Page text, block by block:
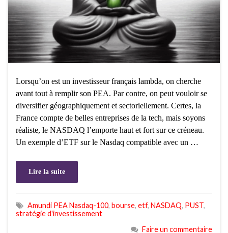
Lorsqu’on est un investisseur français lambda, on cherche
avant tout à remplir son PEA. Par contre, on peut vouloir se
diversifier géographiquement et sectoriellement. Certes, la
France compte de belles entreprises de la tech, mais soyons
réaliste, le NASDAQ l’emporte haut et fort sur ce créneau.
Un exemple d’ETF sur le Nasdaq compatible avec un …
Lire la suite
Amundi PEA Nasdaq-100, bourse, etf, NASDAQ, PUST,
stratégie d'investissement
Faire un commentaire